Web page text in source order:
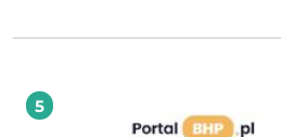
5